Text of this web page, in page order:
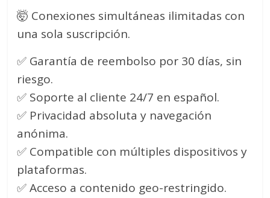
🤯 Conexiones simultáneas ilimitadas con
una sola suscripción.
✅ Garantía de reembolso por 30 días, sin
riesgo.
✅ Soporte al cliente 24/7 en español.
✅ Privacidad absoluta y navegación
anónima.
✅ Compatible con múltiples dispositivos y
plataformas.
✅ Acceso a contenido geo-restringido.